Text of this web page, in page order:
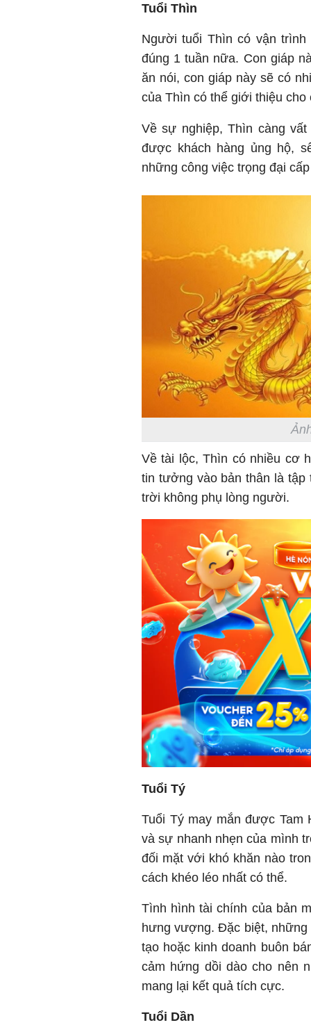
Tuổi Thìn
Người tuổi Thìn có vận
đúng 1 tuần nữa. Con giáp
ăn nói, con giáp này sẽ có
của Thìn có thể giới thiệu
Về sự nghiệp, Thìn càng
được khách hàng ủng hộ,
những công việc trọng đại
Về tài lộc, Thìn có nhiều cơ
tin tưởng vào bản thân là tập
trời không phụ lòng người.
Tuổi Tý
Tuổi Tý may mắn được
và sự nhanh nhẹn của mình
đối mặt với khó khăn nào
cách khéo léo nhất có thể.
Tình hình tài chính của bản
hưng vượng. Đặc biệt, những
tạo hoặc kinh doanh buôn
cảm hứng dồi dào cho nên
mang lại kết quả tích cực.
Tuổi Dần